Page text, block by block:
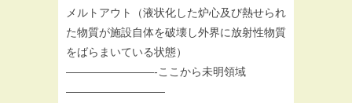
メルトアウト（液状化した炉心及び熱せられ
た物質が施設自体を破壊し外界に放射性物質
をばらまいている状態）
————————-ここから未明領域
—————————